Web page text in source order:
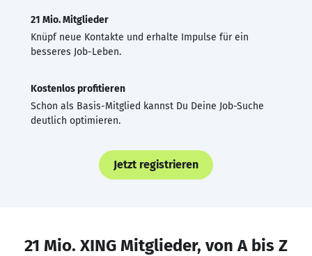
21 Mio. Mitglieder
Knüpf neue Kontakte und erhalte Impulse für ein
besseres Job-Leben.
Kostenlos profitieren
Schon als Basis-Mitglied kannst Du Deine Job-Suche
deutlich optimieren.
Jetzt registrieren
21 Mio. XING Mitglieder, von A bis Z